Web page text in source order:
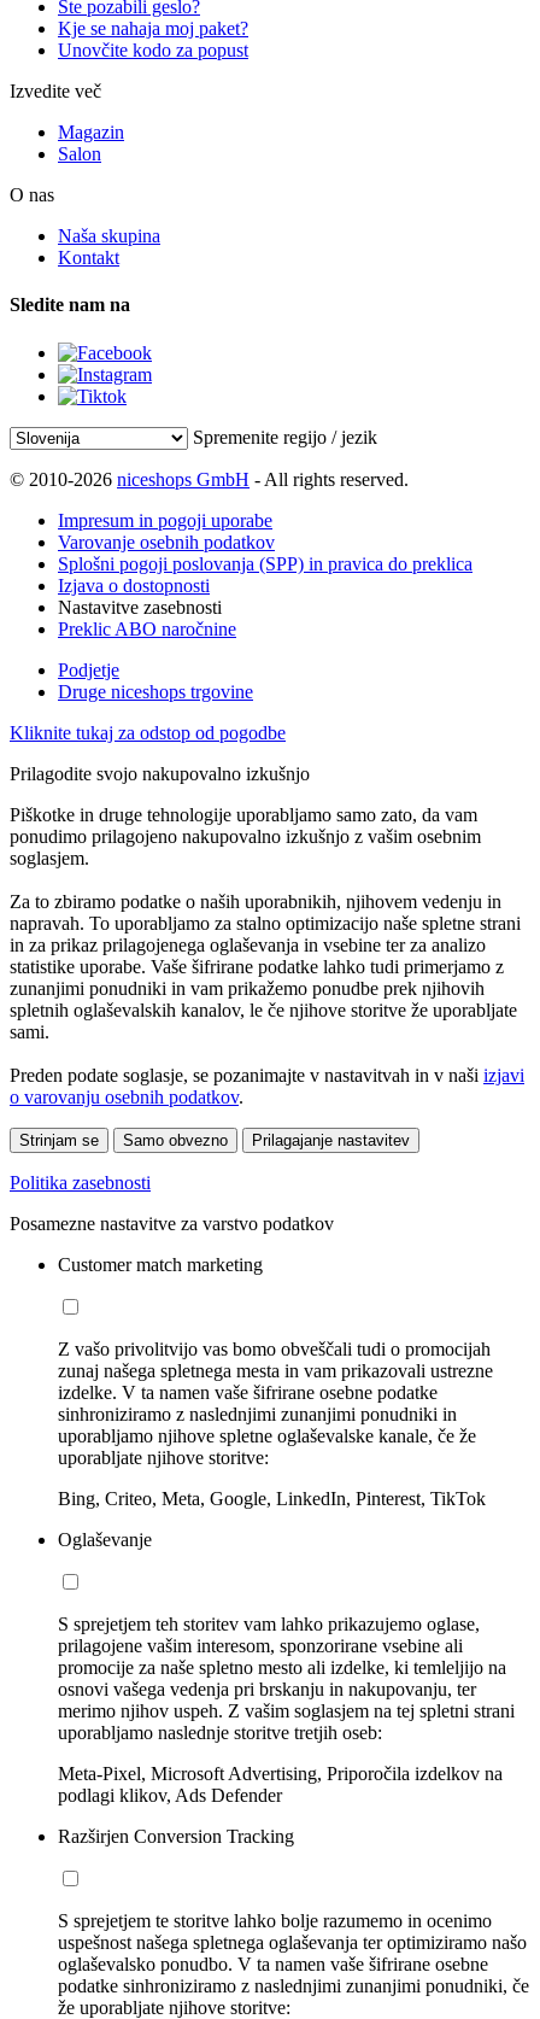
Ste pozabili geslo?
Kje se nahaja moj paket?
Unovčite kodo za popust
Izvedite več
Magazin
Salon
O nas
Naša skupina
Kontakt
Sledite nam na
Spremenite regijo / jezik
© 2010-2026 niceshops GmbH - All rights reserved.
Impresum in pogoji uporabe
Varovanje osebnih podatkov
Splošni pogoji poslovanja (SPP) in pravica do preklica
Izjava o dostopnosti
Nastavitve zasebnosti
Preklic ABO naročnine
Podjetje
Druge niceshops trgovine
Kliknite tukaj za odstop od pogodbe
Prilagodite svojo nakupovalno izkušnjo
Piškotke in druge tehnologije uporabljamo samo zato, da vam
ponudimo prilagojeno nakupovalno izkušnjo z vašim osebnim
soglasjem.
Za to zbiramo podatke o naših uporabnikih, njihovem vedenju in
napravah. To uporabljamo za stalno optimizacijo naše spletne strani
in za prikaz prilagojenega oglaševanja in vsebine ter za analizo
statistike uporabe. Vaše šifrirane podatke lahko tudi primerjamo z
zunanjimi ponudniki in vam prikažemo ponudbe prek njihovih
spletnih oglaševalskih kanalov, le če njihove storitve že uporabljate
sami.
Preden podate soglasje, se pozanimajte v nastavitvah in v naši izjavi
o varovanju osebnih podatkov.
Strinjam se Samo obvezno Prilagajanje nastavitev
Politika zasebnosti
Posamezne nastavitve za varstvo podatkov
Customer match marketing
Z vašo privolitvijo vas bomo obveščali tudi o promocijah
zunaj našega spletnega mesta in vam prikazovali ustrezne
izdelke. V ta namen vaše šifrirane osebne podatke
sinhroniziramo z naslednjimi zunanjimi ponudniki in
uporabljamo njihove spletne oglaševalske kanale, če že
uporabljate njihove storitve:
Bing, Criteo, Meta, Google, LinkedIn, Pinterest, TikTok
Oglaševanje
S sprejetjem teh storitev vam lahko prikazujemo oglase,
prilagojene vašim interesom, sponzorirane vsebine ali
promocije za naše spletno mesto ali izdelke, ki temleljijo na
osnovi vašega vedenja pri brskanju in nakupovanju, ter
merimo njihov uspeh. Z vašim soglasjem na tej spletni strani
uporabljamo naslednje storitve tretjih oseb:
Meta-Pixel, Microsoft Advertising, Priporočila izdelkov na
podlagi klikov, Ads Defender
Razširjen Conversion Tracking
S sprejetjem te storitve lahko bolje razumemo in ocenimo
uspešnost našega spletnega oglaševanja ter optimiziramo našo
oglaševalsko ponudbo. V ta namen vaše šifrirane osebne
podatke sinhroniziramo z naslednjimi zunanjimi ponudniki, če
že uporabljate njihove storitve: